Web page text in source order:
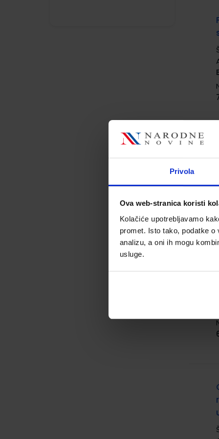
Privola
Ova web-stranica koristi
Kolačiće upotrebljavamo
promet. Isto tako, podatke
analizu, a oni ih mogu
usluge.